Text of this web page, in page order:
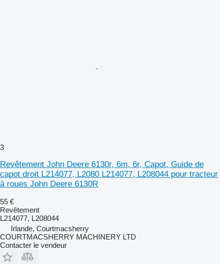
3
Revêtement John Deere 6130r, 6m, 6r, Capot, Guide de
capot droit L214077, L2080 L214077, L208044 pour tracteur
à roues John Deere 6130R
55 €
Revêtement
L214077, L208044
Irlande, Courtmacsherry
COURTMACSHERRY MACHINERY LTD
Contacter le vendeur